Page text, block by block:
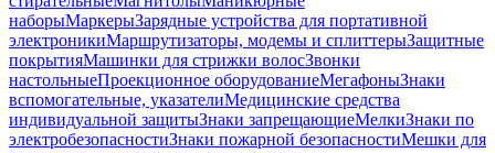
наборыМаркерыЗарядные устройства для портативной
электроникиМаршрутизаторы, модемы и сплиттерыЗащитные
покрытияМашинки для стрижки волосЗвонки
настольныеПроекционное оборудованиеМегафоныЗнаки
вспомогательные, указателиМедицинские средства
индивидуальной защитыЗнаки запрещающиеМелкиЗнаки по
электробезопасностиЗнаки пожарной безопасностиМешки для